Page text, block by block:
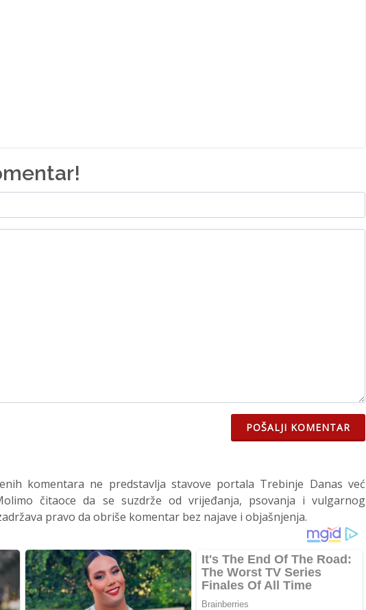
POŠALJI KOMENTAR
komentara ne predstavlja stavove portala Trebinje Danas već
čitaoce da se suzdrže od vrijeđanja, psovanja i vulgarnog
pravo da obriše komentar bez najave i objašnjenja.